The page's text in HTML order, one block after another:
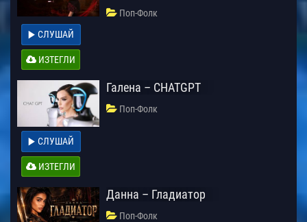
Поп-Фолк
СЛУШАЙ
ИЗТЕГЛИ
Галена – CHATGPT
Поп-Фолк
СЛУШАЙ
ИЗТЕГЛИ
Данна – Гладиатор
Поп-Фолк